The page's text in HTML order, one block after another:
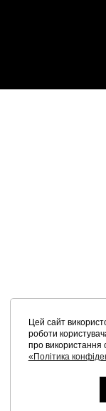
Цей сайт
роботи
про використання
«Політика